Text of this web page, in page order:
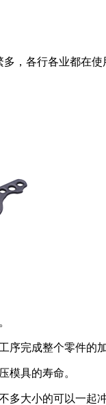
各行各业都在使
完成整个零件的
具的寿命。
大小的可以一起冲